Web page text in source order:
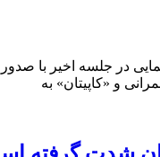
نمایش فیلم‌های سینمایی در
و «کاپیتان» به